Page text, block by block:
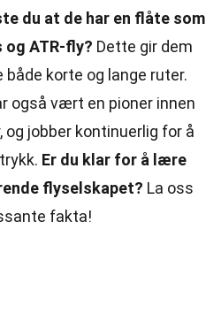
du at de har en flåte som
og ATR-fly? Dette gir dem
korte og lange ruter.
også vært en pioner innen
jobber kontinuerlig for å
Er du klar for å lære
flyselskapet? La oss
fakta!